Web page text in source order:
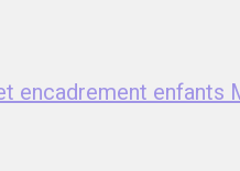
encadrement enfants